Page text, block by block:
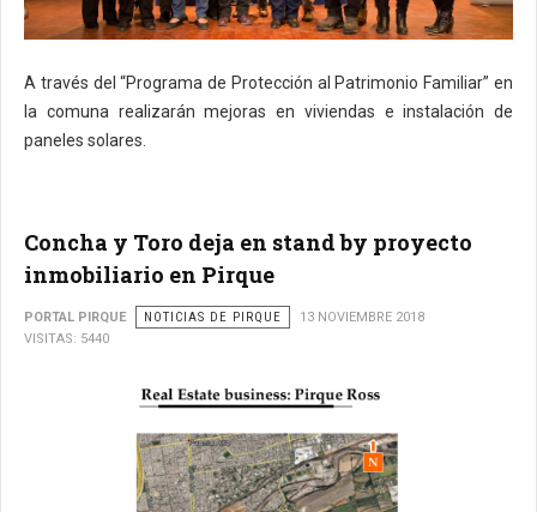
A través del “Programa de Protección al Patrimonio Familiar” en
la comuna realizarán mejoras en viviendas e instalación de
paneles solares.
Concha y Toro deja en stand by proyecto
inmobiliario en Pirque
PORTAL PIRQUE NOTICIAS DE PIRQUE
13 NOVIEMBRE 2018
VISITAS: 5440